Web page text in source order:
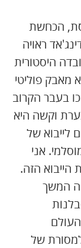
הכחשת
ראויה
היסטורית
פוליטי
בעבר הקרוב
וקשה היא
לייבוא של
אני
הזה.
המשך
של